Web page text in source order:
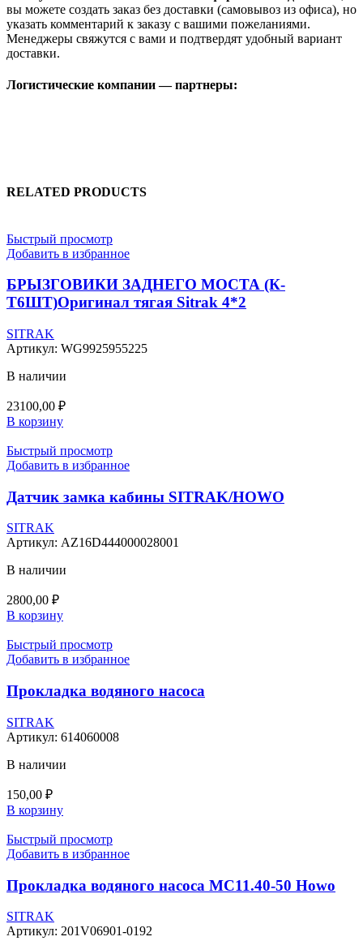
вы можете создать заказ без доставки (самовывоз из офиса), но
указать комментарий к заказу с вашими пожеланиями.
Менеджеры свяжутся с вами и подтвердят удобный вариант
доставки.
Логистические компании — партнеры:
RELATED PRODUCTS
Быстрый просмотр
Добавить в избранное
БРЫЗГОВИКИ ЗАДНЕГО МОСТА (К-
Т6ШТ)Оригинал тягая Sitrak 4*2
SITRAK
Артикул: WG9925955225
В наличии
23100,00 ₽
В корзину
Быстрый просмотр
Добавить в избранное
Датчик замка кабины SITRAK/HOWO
SITRAK
Артикул: AZ16D444000028001
В наличии
2800,00 ₽
В корзину
Быстрый просмотр
Добавить в избранное
Прокладка водяного насоса
SITRAK
Артикул: 614060008
В наличии
150,00 ₽
В корзину
Быстрый просмотр
Добавить в избранное
Прокладка водяного насоса MC11.40-50 Howo
SITRAK
Артикул: 201V06901-0192